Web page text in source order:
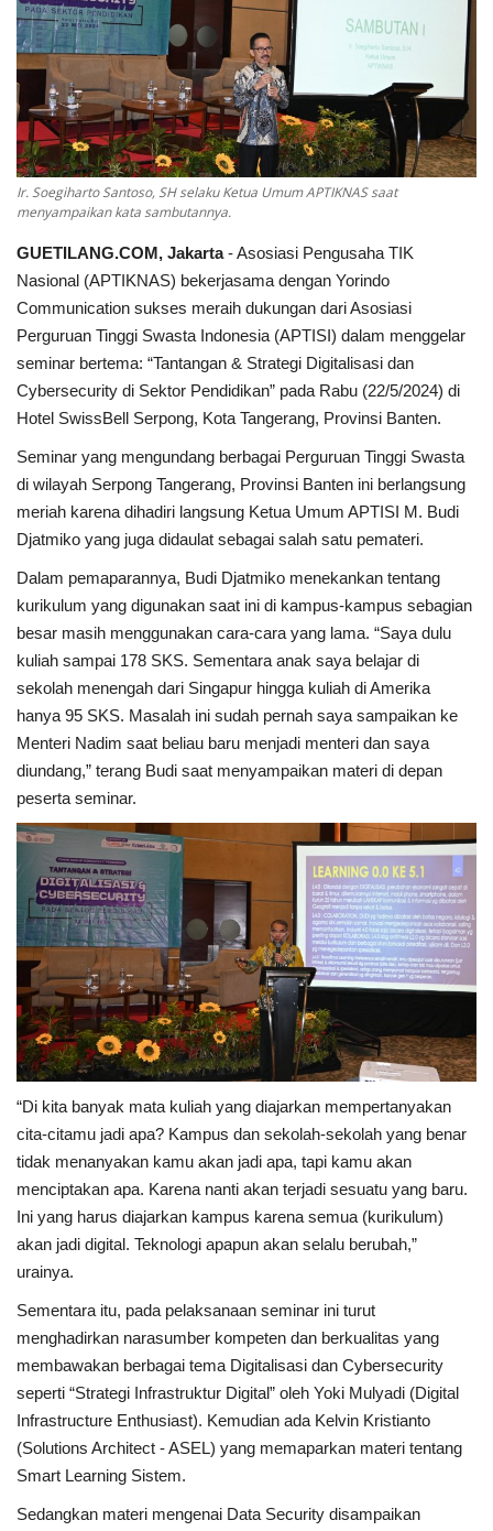
Keamanan
Kejahatan
Cybers Event
UMKM & Ekonomi Kreatif
Pekerja Migran Indonesia
Ekonomi
Pendidikan
Informasi Journalism
Olahraga
Kesehatan
Layanan Publik
Perempuan/Anak
Ir. Soegiharto Santoso, SH selaku Ketua Umum APTIKNAS saat
menyampaikan kata sambutannya.
GUETILANG.COM, Jakarta- Asosiasi Pengusaha TIK
Nasional (APTIKNAS) bekerjasama dengan Yorindo
Communication sukses meraih dukungan dari Asosiasi
Perguruan Tinggi Swasta Indonesia (APTISI) dalam menggelar
seminar bertema: “Tantangan & Strategi Digitalisasi dan
Cybersecurity di Sektor Pendidikan” pada Rabu (22/5/2024) di
Hotel SwissBell Serpong, Kota Tangerang, Provinsi Banten.
Seminar yang mengundang berbagai Perguruan Tinggi Swasta
di wilayah Serpong Tangerang, Provinsi Banten ini berlangsung
meriah karena dihadiri langsung Ketua Umum APTISI M. Budi
Djatmiko yang juga didaulat sebagai salah satu pemateri.
Dalam pemaparannya, Budi Djatmiko menekankan tentang
kurikulum yang digunakan saat ini di kampus-kampus sebagian
besar masih menggunakan cara-cara yang lama. “Saya dulu
kuliah sampai 178 SKS. Sementara anak saya belajar di
sekolah menengah dari Singapur hingga kuliah di Amerika
hanya 95 SKS. Masalah ini sudah pernah saya sampaikan ke
Menteri Nadim saat beliau baru menjadi menteri dan saya
diundang,” terang Budi saat menyampaikan materi di depan
peserta seminar.
“Di kita banyak mata kuliah yang diajarkan mempertanyakan
cita-citamu jadi apa? Kampus dan sekolah-sekolah yang benar
tidak menanyakan kamu akan jadi apa, tapi kamu akan
menciptakan apa. Karena nanti akan terjadi sesuatu yang baru.
Ini yang harus diajarkan kampus karena semua (kurikulum)
akan jadi digital. Teknologi apapun akan selalu berubah,”
urainya.
Sementara itu, pada pelaksanaan seminar ini turut
menghadirkan narasumber kompeten dan berkualitas yang
membawakan berbagai tema Digitalisasi dan Cybersecurity
seperti “Strategi Infrastruktur Digital” oleh Yoki Mulyadi (Digital
Infrastructure Enthusiast). Kemudian ada Kelvin Kristianto
(Solutions Architect - ASEL) yang memaparkan materi tentang
Smart Learning Sistem.
Sedangkan materi mengenai Data Security disampaikan